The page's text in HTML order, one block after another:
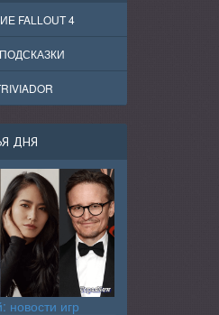
FALLOUT 4
ДНЯ
новости игр